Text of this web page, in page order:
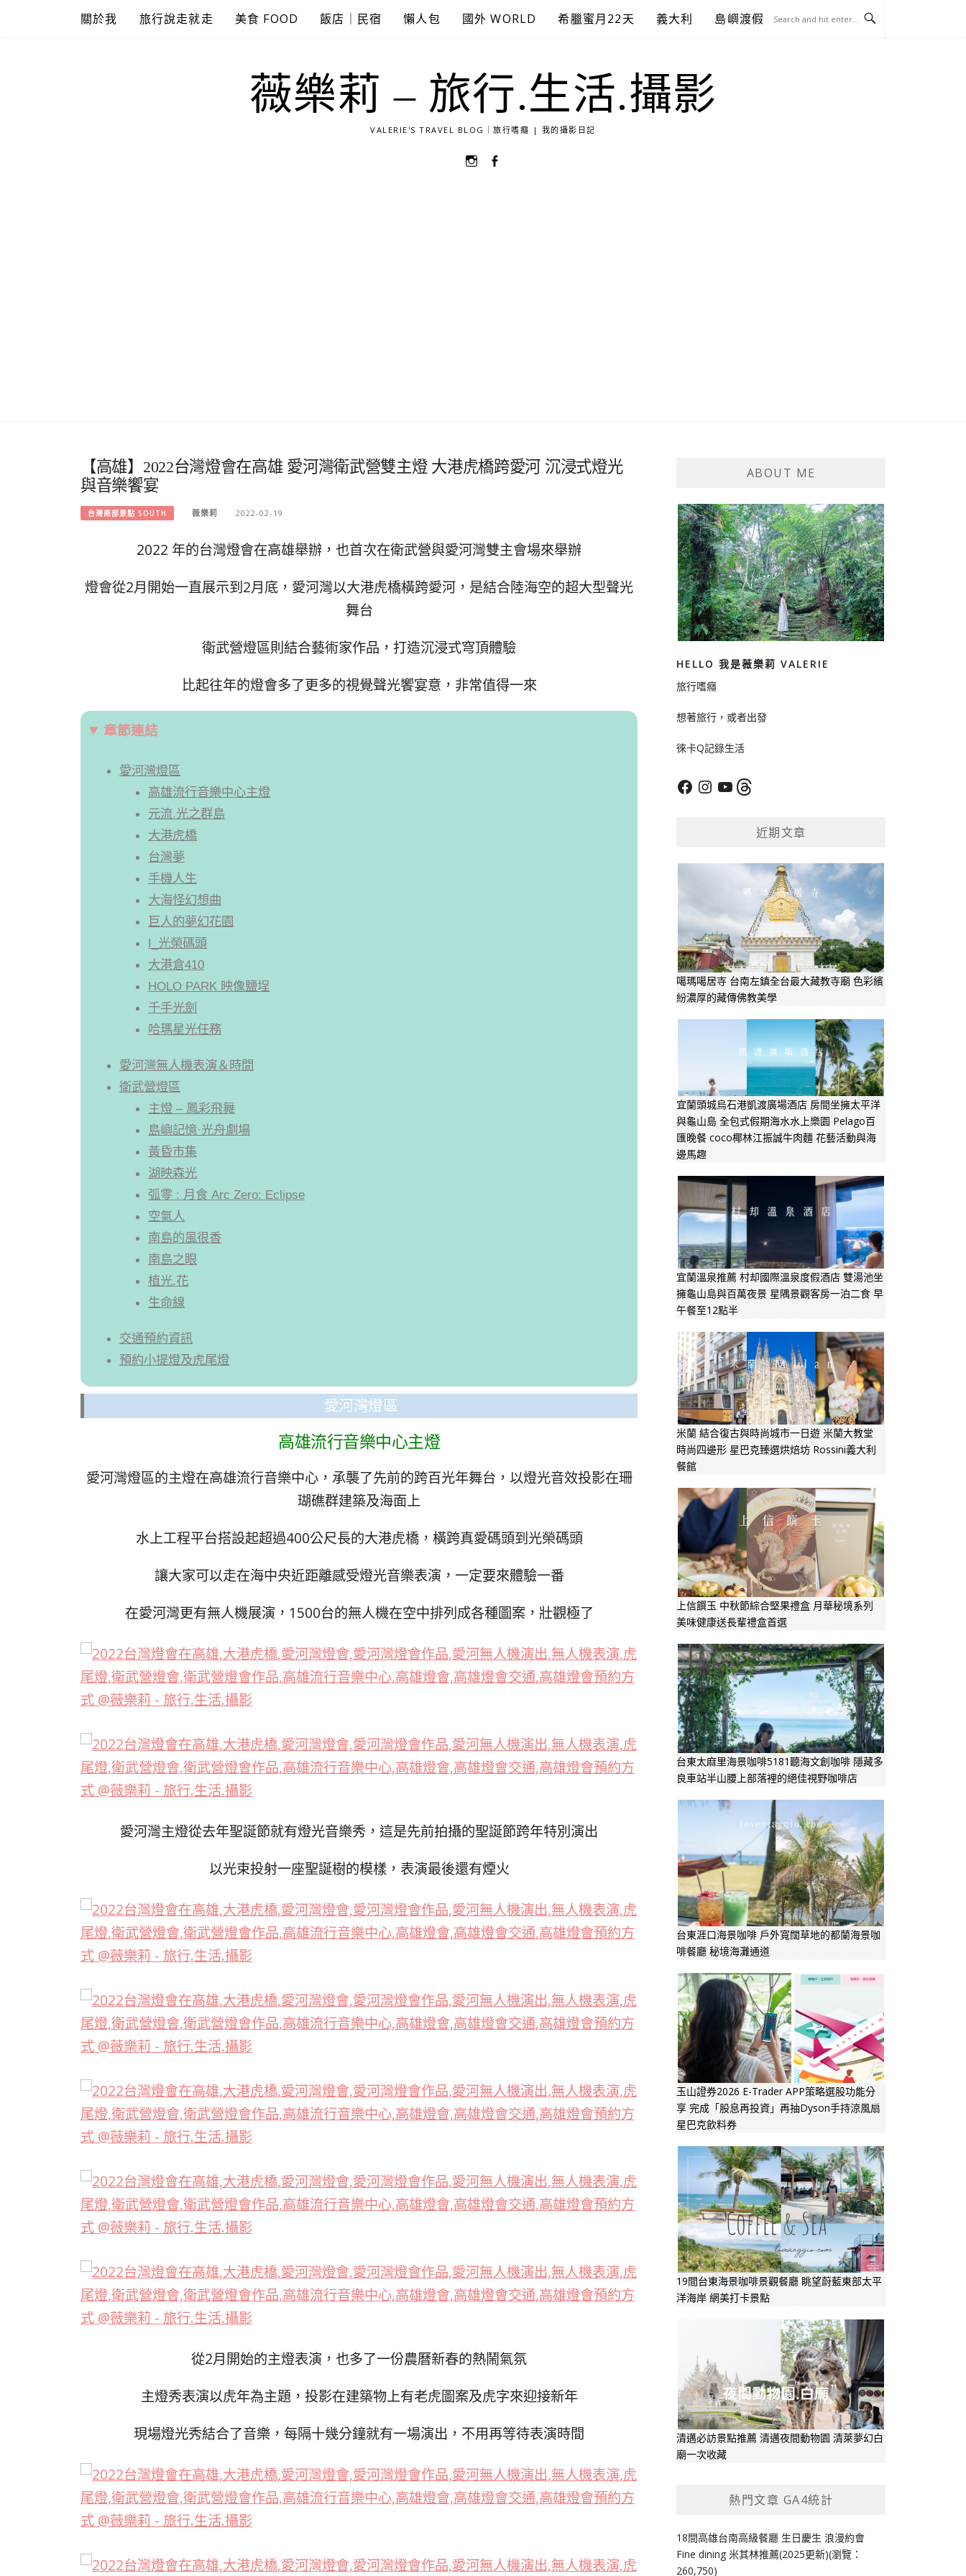
關於我 旅行說走就走 美食 FOOD 飯店｜民宿 懶人包 國外 WORLD 希臘蜜月22天 義大利 島嶼渡假
薇樂莉 – 旅行.生活.攝影
VALERIE'S TRAVEL BLOG｜旅行嗜癮 | 我的攝影日記
選
【高雄】2022台灣燈會在高雄 愛河灣衛武營雙主燈 大港虎橋跨愛河 沉浸式燈光
與音樂饗宴
台灣南部景點 SOUTH 薇樂莉 2022-02-19
2022 年的台灣燈會在高雄舉辦，也首次在衛武營與愛河灣雙主會場來舉辦
燈會從2月開始一直展示到2月底，愛河灣以大港虎橋橫跨愛河，是結合陸海空的超大型聲光
舞台
衛武營燈區則結合藝術家作品，打造沉浸式穹頂體驗
比起往年的燈會多了更多的視覺聲光饗宴意，非常值得一來
章節連結
愛河灣燈區
高雄流行音樂中心主燈
元流.光之群島
大港虎橋
台灣夢
手機人生
大海怪幻想曲
巨人的夢幻花園
I_光榮碼頭
大港倉410
HOLO PARK 映像鹽埕
千手光劍
哈瑪星光任務
愛河灣無人機表演＆時間
衛武營燈區
主燈 – 鳳彩飛舞
島嶼記憶·光舟劇場
黃昏市集
湖映森光
弧零 : 月食 Arc Zero: Eclipse
空氣人
南島的風很香
南島之眼
植光.花
生命線
交通預約資訊
預約小提燈及虎尾燈
愛河灣燈區
高雄流行音樂中心主燈
愛河灣燈區的主燈在高雄流行音樂中心，承襲了先前的跨百光年舞台，以燈光音效投影在珊
瑚礁群建築及海面上
水上工程平台搭設起超過400公尺長的大港虎橋，橫跨真愛碼頭到光榮碼頭
讓大家可以走在海中央近距離感受燈光音樂表演，一定要來體驗一番
在愛河灣更有無人機展演，1500台的無人機在空中排列成各種圖案，壯觀極了
愛河灣主燈從去年聖誕節就有燈光音樂秀，這是先前拍攝的聖誕節跨年特別演出
以光束投射一座聖誕樹的模樣，表演最後還有煙火
從2月開始的主燈表演，也多了一份農曆新春的熱鬧氣氛
主燈秀表演以虎年為主題，投影在建築物上有老虎圖案及虎字來迎接新年
現場燈光秀結合了音樂，每隔十幾分鐘就有一場演出，不用再等待表演時間
ABOUT ME
HELLO 我是薇樂莉 VALERIE
旅行嗜癮
想著旅行，或者出發
徠卡Q記錄生活
FacebookInstagram
YouTubeThreads
近期文章
噶瑪噶居寺 台南左鎮全台最大藏教寺廟 色彩繽
紛濃厚的藏傳佛教美學
宜蘭頭城烏石港凱渡廣場酒店 房間坐擁太平洋
與龜山島 全包式假期海水水上樂園 Pelago百
匯晚餐 coco椰林江振誠牛肉麵 花藝活動與海
邊馬趣
宜蘭溫泉推薦 村却國際溫泉度假酒店 雙湯池坐
擁龜山島與百萬夜景 星隅景觀客房一泊二食 早
午餐至12點半
米蘭 結合復古與時尚城市一日遊 米蘭大教堂
時尚四邊形 星巴克臻選烘焙坊 Rossini義大利
餐館
上信饌玉 中秋節綜合堅果禮盒 月華秘境系列
美味健康送長輩禮盒首選
台東太麻里海景咖啡5181聽海文創咖啡 隱藏多
良車站半山腰上部落裡的絕佳視野咖啡店
台東涯口海景咖啡 戶外寬闊草地的都蘭海景咖
啡餐廳 秘境海灘通道
玉山證券2026 E-Trader APP策略選股功能分
享 完成「股息再投資」再抽Dyson手持涼風扇
星巴克飲料券
19間台東海景咖啡景觀餐廳 眺望蔚藍東部太平
洋海岸 網美打卡景點
清邁必訪景點推薦 清邁夜間動物園 清萊夢幻白
廟一次收藏
熱門文章 GA4統計
18間高雄台南高級餐廳 生日慶生 浪漫約會
Fine dining 米其林推薦(2025更新)(瀏覽：
260,750)